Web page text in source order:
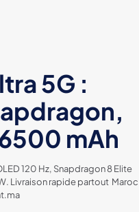
5G :
mAh
120 Hz, Snapdragon 8 Elite
Livraison rapide partout Maroc